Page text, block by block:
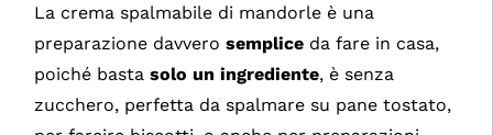
La crema spalmabile di mandorle è una
preparazione davverosemplice da fare in casa,
poiché bastasolo un ingrediente, è senza
zucchero, perfetta da spalmare su pane tostato,